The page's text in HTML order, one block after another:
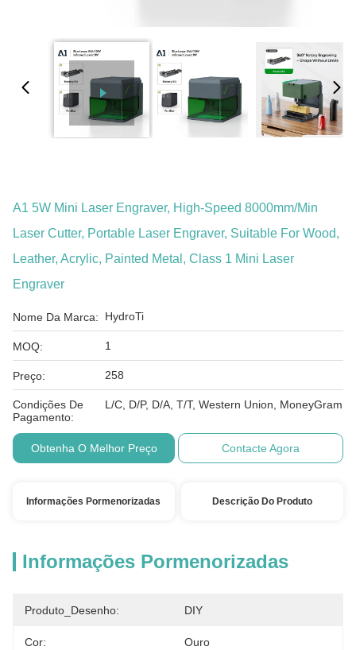
A1 5W Mini Laser Engraver, High-Speed 8000mm/min
Laser Cutter, Portable Laser Engraver, Suitable For Wood,
Leather, Acrylic, Painted Metal, Class 1 Mini Laser
Engraver
Nome Da Marca: HydroTi
MOQ: 1
Preço: 258
Condições De
Pagamento:
L/C, D/P, D/A, T/T, Western Union, MoneyGram
Obtenha O Melhor Preço Contacte Agora
Informações Pormenorizadas Descrição Do Produto
Informações Pormenorizadas
Produto_Desenho: DIY
Cor: Ouro